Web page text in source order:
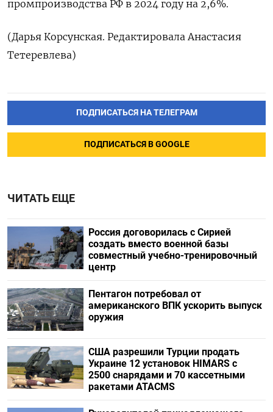
промпроизводства РФ в 2024 году на 2,6%.
(Дарья Корсунская. Редактировала Анастасия
Тетеревлева)
ПОДПИСАТЬСЯ НА ТЕЛЕГРАМ
ПОДПИСАТЬСЯ В GOOGLE
ЧИТАТЬ ЕЩЕ
Россия договорилась с Сирией
создать вместо военной базы
совместный учебно-тренировочный
центр
Пентагон потребовал от
американского ВПК ускорить выпуск
оружия
США разрешили Турции продать
Украине 12 установок HIMARS с
2500 снарядами и 70 кассетными
ракетами ATACMS